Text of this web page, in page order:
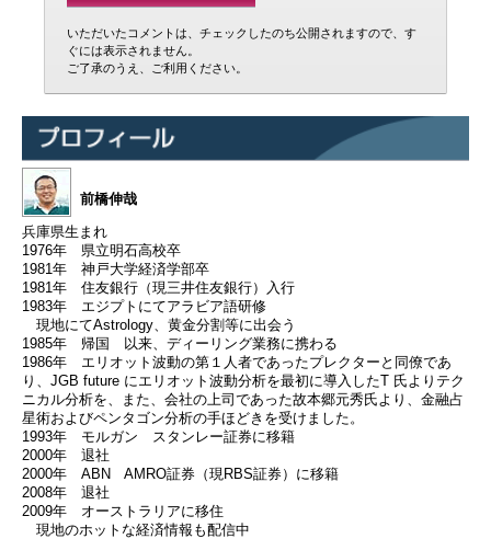
いただいたコメントは、チェックしたのち公開されますので、す
ぐには表示されません。
ご了承のうえ、ご利用ください。
前橋伸哉
兵庫県生まれ
1976年 県立明石高校卒
1981年 神戸大学経済学部卒
1981年 住友銀行（現三井住友銀行）入行
1983年 エジプトにてアラビア語研修
現地にてAstrology、黄金分割等に出会う
1985年 帰国 以来、ディーリング業務に携わる
1986年 エリオット波動の第１人者であったプレクターと同僚であ
り、JGB future にエリオット波動分析を最初に導入したT 氏よりテク
ニカル分析を、また、会社の上司であった故本郷元秀氏より、金融占
星術およびペンタゴン分析の手ほどきを受けました。
1993年 モルガン スタンレー証券に移籍
2000年 退社
2000年 ABN AMRO証券（現RBS証券）に移籍
2008年 退社
2009年 オーストラリアに移住
現地のホットな経済情報も配信中